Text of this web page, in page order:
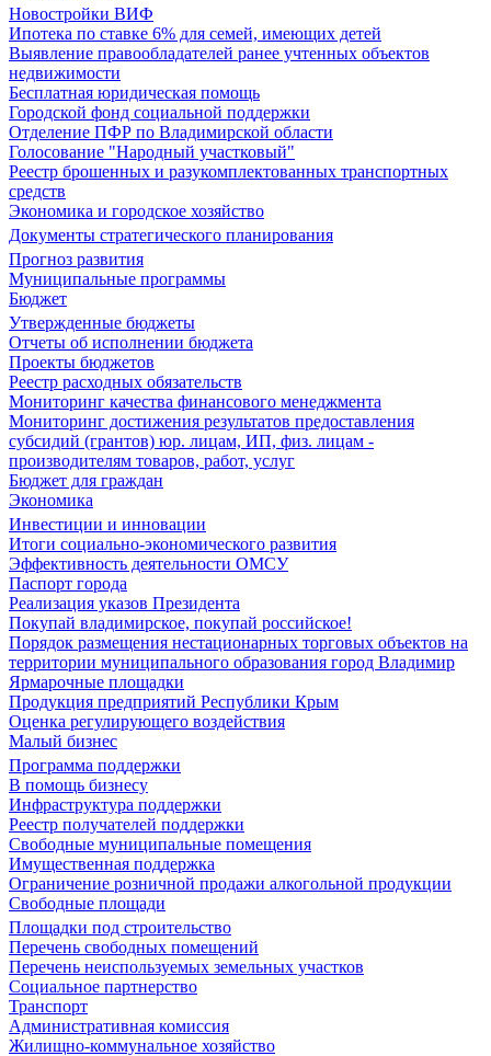
Новостройки ВИФ
Ипотека по ставке 6% для семей, имеющих детей
Выявление правообладателей ранее учтенных объектов
недвижимости
Бесплатная юридическая помощь
Городской фонд социальной поддержки
Отделение ПФР по Владимирской области
Голосование "Народный участковый"
Реестр брошенных и разукомплектованных транспортных
средств
Экономика и городское хозяйство
Документы стратегического планирования
Прогноз развития
Муниципальные программы
Бюджет
Утвержденные бюджеты
Отчеты об исполнении бюджета
Проекты бюджетов
Реестр расходных обязательств
Мониторинг качества финансового менеджмента
Мониторинг достижения результатов предоставления
субсидий (грантов) юр. лицам, ИП, физ. лицам -
производителям товаров, работ, услуг
Бюджет для граждан
Экономика
Инвестиции и инновации
Итоги социально-экономического развития
Эффективность деятельности ОМСУ
Паспорт города
Реализация указов Президента
Покупай владимирское, покупай российское!
Порядок размещения нестационарных торговых объектов на
территории муниципального образования город Владимир
Ярмарочные площадки
Продукция предприятий Республики Крым
Оценка регулирующего воздействия
Малый бизнес
Программа поддержки
В помощь бизнесу
Инфраструктура поддержки
Реестр получателей поддержки
Свободные муниципальные помещения
Имущественная поддержка
Ограничение розничной продажи алкогольной продукции
Свободные площади
Площадки под строительство
Перечень свободных помещений
Перечень неиспользуемых земельных участков
Социальное партнерство
Транспорт
Административная комиссия
Жилищно-коммунальное хозяйство